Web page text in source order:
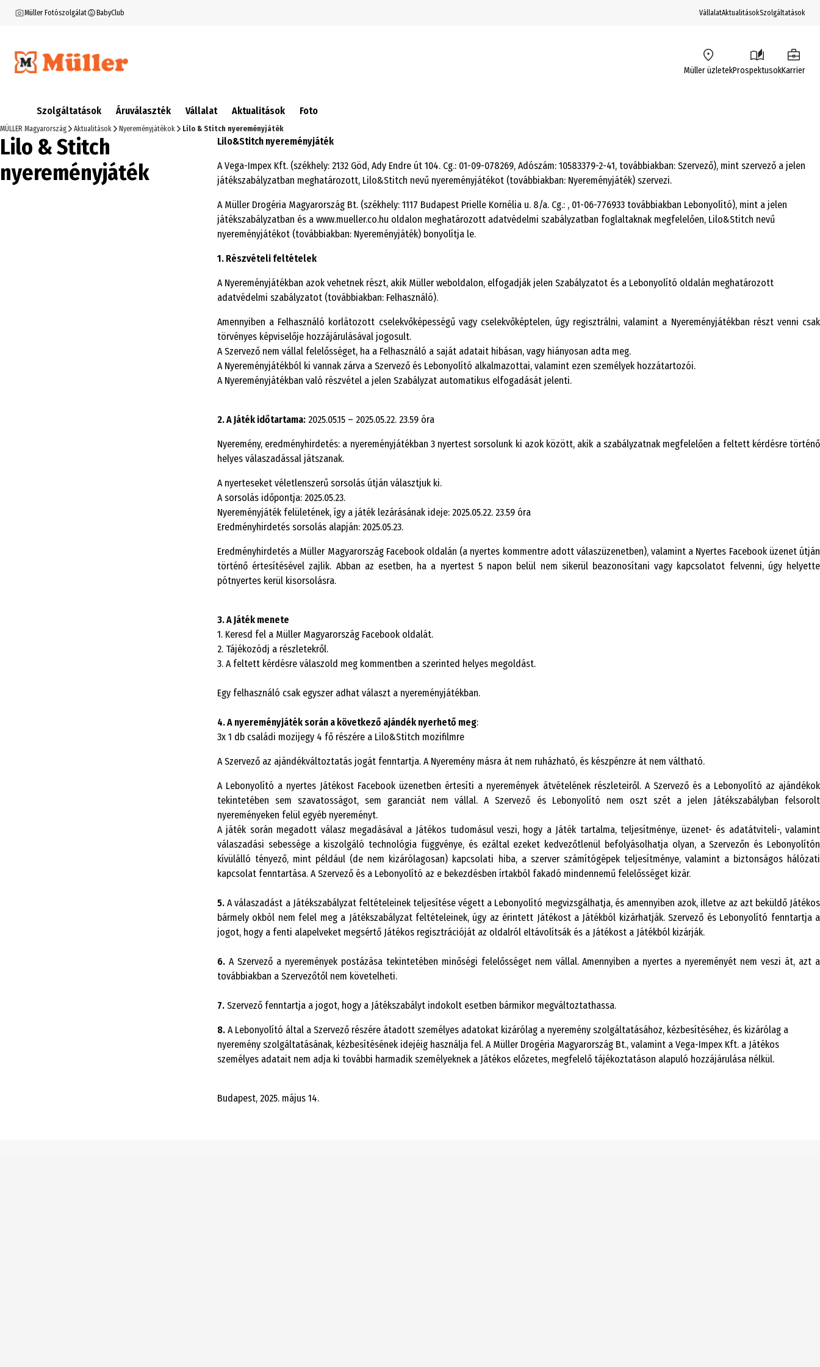
Müller Fotószolgálat BabyClub VállalatAktualitásokSzolgáltatások
Müller üzletekProspektusokKarrier
Szolgáltatások Áruválaszték Vállalat Aktualitások Foto
MÜLLER Magyarország Aktualitások Nyereményjátékok Lilo & Stitch nyereményjáték
Lilo & Stitch
nyereményjáték
Lilo&Stitch nyereményjáték
A Vega-Impex Kft. (székhely: 2132 Göd, Ady Endre út 104. Cg.: 01-09-078269, Adószám: 10583379-2-41, továbbiakban: Szervező), mint szervező a jelen
játékszabályzatban meghatározott, Lilo&Stitch nevű nyereményjátékot (továbbiakban: Nyereményjáték) szervezi.
A Müller Drogéria Magyarország Bt. (székhely: 1117 Budapest Prielle Kornélia u. 8/a. Cg.: , 01-06-776933 továbbiakban Lebonyolító), mint a jelen
játékszabályzatban és a www.mueller.co.hu oldalon meghatározott adatvédelmi szabályzatban foglaltaknak megfelelően, Lilo&Stitch nevű
nyereményjátékot (továbbiakban: Nyereményjáték) bonyolítja le.
1. Részvételi feltételek
A Nyereményjátékban azok vehetnek részt, akik Müller weboldalon, elfogadják jelen Szabályzatot és a Lebonyolító oldalán meghatározott
adatvédelmi szabályzatot (továbbiakban: Felhasználó).
Amennyiben a Felhasználó korlátozott cselekvőképességű vagy cselekvőképtelen, úgy regisztrálni, valamint a Nyereményjátékban részt venni csak
törvényes képviselője hozzájárulásával jogosult.
A Szervező nem vállal felelősséget, ha a Felhasználó a saját adatait hibásan, vagy hiányosan adta meg.
A Nyereményjátékból ki vannak zárva a Szervező és Lebonyolító alkalmazottai, valamint ezen személyek hozzátartozói.
A Nyereményjátékban való részvétel a jelen Szabályzat automatikus elfogadását jelenti.
2. A Játék időtartama: 2025.05.15 – 2025.05.22. 23.59 óra
Nyeremény, eredményhirdetés: a nyereményjátékban 3 nyertest sorsolunk ki azok között, akik a szabályzatnak megfelelően a feltett kérdésre történő
helyes válaszadással játszanak.
A nyerteseket véletlenszerű sorsolás útján választjuk ki.
A sorsolás időpontja: 2025.05.23.
Nyereményjáték felületének, így a játék lezárásának ideje: 2025.05.22. 23.59 óra
Eredményhirdetés sorsolás alapján: 2025.05.23.
Eredményhirdetés a Müller Magyarország Facebook oldalán (a nyertes kommentre adott válaszüzenetben), valamint a Nyertes Facebook üzenet útján
történő értesítésével zajlik. Abban az esetben, ha a nyertest 5 napon belül nem sikerül beazonosítani vagy kapcsolatot felvenni, úgy helyette
pótnyertes kerül kisorsolásra.
3. A Játék menete
1. Keresd fel a Müller Magyarország Facebook oldalát.
2. Tájékozódj a részletekről.
3. A feltett kérdésre válaszold meg kommentben a szerinted helyes megoldást.
Egy felhasználó csak egyszer adhat választ a nyereményjátékban.
4. A nyereményjáték során a következő ajándék nyerhető meg:
3x 1 db családi mozijegy 4 fő részére a Lilo&Stitch mozifilmre
A Szervező az ajándékváltoztatás jogát fenntartja. A Nyeremény másra át nem ruházható, és készpénzre át nem váltható.
A Lebonyolító a nyertes Játékost Facebook üzenetben értesíti a nyeremények átvételének részleteiről. A Szervező és a Lebonyolító az ajándékok
tekintetében sem szavatosságot, sem garanciát nem vállal. A Szervező és Lebonyolító nem oszt szét a jelen Játékszabályban felsorolt
nyereményeken felül egyéb nyereményt.
A játék során megadott válasz megadásával a Játékos tudomásul veszi, hogy a Játék tartalma, teljesítménye, üzenet- és adatátviteli-, valamint
válaszadási sebessége a kiszolgáló technológia függvénye, és ezáltal ezeket kedvezőtlenül befolyásolhatja olyan, a Szervezőn és Lebonyolítón
kívülálló tényező, mint például (de nem kizárólagosan) kapcsolati hiba, a szerver számítógépek teljesítménye, valamint a biztonságos hálózati
kapcsolat fenntartása. A Szervező és a Lebonyolító az e bekezdésben írtakból fakadó mindennemű felelősséget kizár.
5. A válaszadást a Játékszabályzat feltételeinek teljesítése végett a Lebonyolító megvizsgálhatja, és amennyiben azok, illetve az azt beküldő Játékos
bármely okból nem felel meg a Játékszabályzat feltételeinek, úgy az érintett Játékost a Játékból kizárhatják. Szervező és Lebonyolító fenntartja a
jogot, hogy a fenti alapelveket megsértő Játékos regisztrációját az oldalról eltávolítsák és a Játékost a Játékból kizárják.
6. A Szervező a nyeremények postázása tekintetében minőségi felelősséget nem vállal. Amennyiben a nyertes a nyereményét nem veszi át, azt a
továbbiakban a Szervezőtől nem követelheti.
7. Szervező fenntartja a jogot, hogy a Játékszabályt indokolt esetben bármikor megváltoztathassa.
8. A Lebonyolító által a Szervező részére átadott személyes adatokat kizárólag a nyeremény szolgáltatásához, kézbesítéséhez, és kizárólag a
nyeremény szolgáltatásának, kézbesítésének idejéig használja fel. A Müller Drogéria Magyarország Bt., valamint a Vega-Impex Kft. a Játékos
személyes adatait nem adja ki további harmadik személyeknek a Játékos előzetes, megfelelő tájékoztatáson alapuló hozzájárulása nélkül.
Budapest, 2025. május 14.